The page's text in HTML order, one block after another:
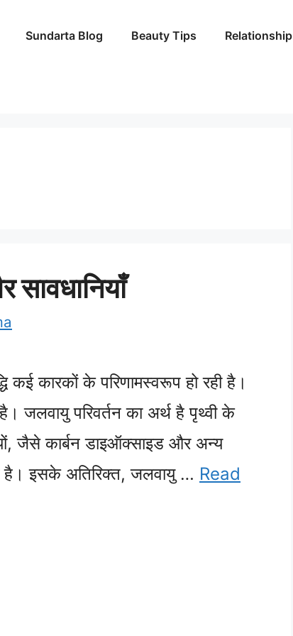
Sundarta Blog Beauty Tips Relationship
सावधानियाँ
कई कारकों के परिणामस्वरूप हो रही है।
जलवायु परिवर्तन का अर्थ है पृथ्वी के
जैसे कार्बन डाइऑक्साइड और अन्य
है। इसके अतिरिक्त, जलवायु … Read